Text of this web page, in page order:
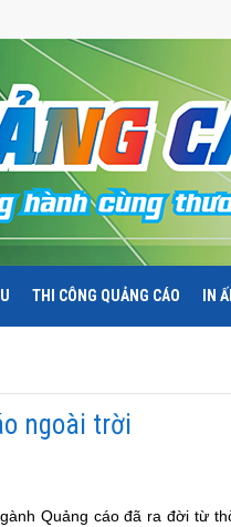
THI CÔNG QUẢNG CÁO IN
ngoài trời
Quảng cáo đã ra đời từ